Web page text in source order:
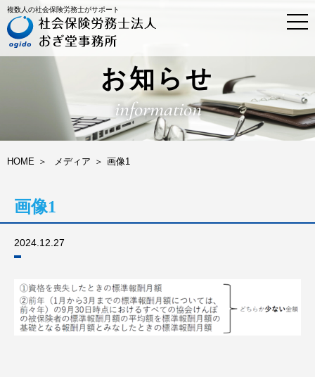
複数人の社会保険労務士がサポート
t
o
g
n
a
v
i
お知らせ
information
HOME メディア 画像1
画像1
2024.12.27